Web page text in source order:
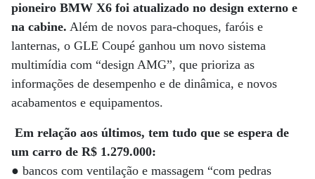
pioneiro BMW X6 foi atualizado no design externo e
na cabine. Além de novos para-choques, faróis e
lanternas, o GLE Coupé ganhou um novo sistema
multimídia com “design AMG”, que prioriza as
informações de desempenho e de dinâmica, e novos
acabamentos e equipamentos.
Em relação aos últimos, tem tudo que se espera de
um carro de R$ 1.279.000:
● bancos com ventilação e massagem “com pedras